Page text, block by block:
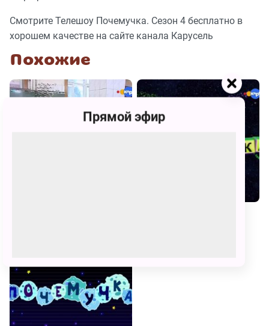
Смотрите Телешоу Почемучка. Сезон 4 бесплатно в
хорошем качестве на сайте канала Карусель
Похожие
Прямой эфир